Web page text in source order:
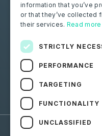
Particulares
Síguenos
Facebook
Linkedin
© 2026 Moba.
information that you’ve
or that they’ve collected
their services. Read more
STRICTLY
PERFORMANCE
TARGETING
FUNCTIONALITY
UNCLASSIFIED